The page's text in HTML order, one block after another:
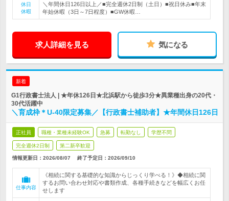
休日
休暇
＼年間休日126日以上／■完全週休2日制（土日）■祝日休み■年末
年始休暇（3日～7日程度）■GW休暇…
求人詳細を見る 気になる
新着
G1行政書士法人 | ★年休126日★北浜駅から徒歩3分★異業種出身の20代・
30代活躍中
＼育成枠＊U-40限定募集／【行政書士補助者】★年間休日126日
正社員 職種・業種未経験OK 急募 転勤なし 学歴不問
完全週休2日制 第二新卒歓迎
情報更新日：2026/08/07 終了予定日： 2026/09/10
仕事内容
《相続に関する基礎的な知識からじっくり学べる！》◆相続に関
するお問い合わせ対応や書類作成、各種手続きなどを幅広くお任
せします